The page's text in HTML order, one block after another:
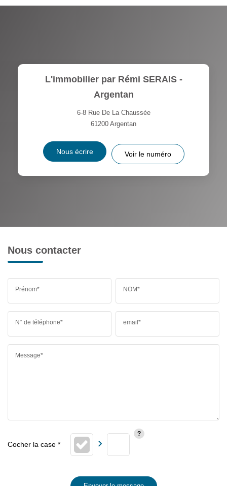
L'immobilier par Rémi SERAIS -
Argentan
6-8 Rue De La Chaussée
61200 Argentan
Nous écrire Voir le numéro
Nous contacter
Prénom* NOM*
N° de téléphone* email*
Message*